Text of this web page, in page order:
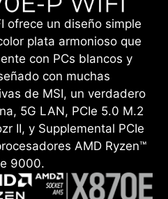
ofrece un diseño simple
plata armonioso que
con PCs blancos y
con muchas
de MSI, un verdadero
5G LAN, PCIe 5.0 M.2
II, y Supplemental PCIe
AMD Ryzen™
9000.